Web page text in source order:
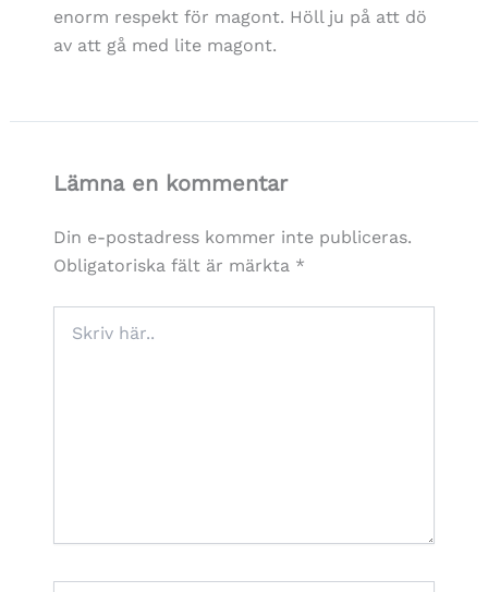
enorm respekt för magont. Höll ju på att dö
av att gå med lite magont.
Lämna en kommentar
Din e-postadress kommer inte publiceras.
Obligatoriska fält är märkta *
här..